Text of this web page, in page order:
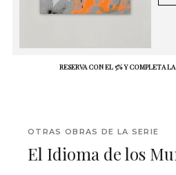
RESERVA CON EL 5% Y COMPLETA
OTRAS OBRAS DE LA SERIE
El Idioma de los